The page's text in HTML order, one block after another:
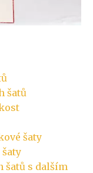
šatů
šaty
šatů s dalším